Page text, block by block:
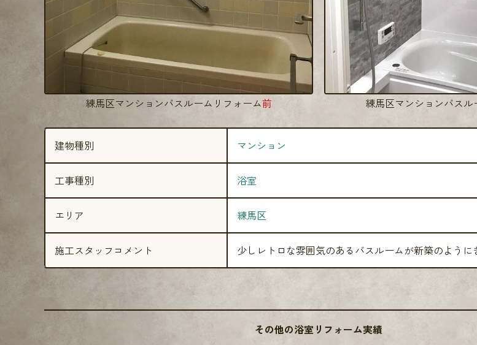
練馬区マンションバスルームリフォーム前 練馬区マンションバスル
建物種別 マンション
工事種別 浴室
エリア 練馬区
施工スタッフコメント 少しレトロな雰囲気のあるバスルームが新築のように
その他の浴室リフォーム実績